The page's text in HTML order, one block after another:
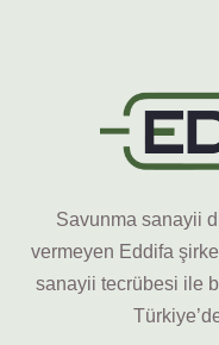
Savunma sanayii
vermeyen Eddifa
sanayii tecrübesi ile